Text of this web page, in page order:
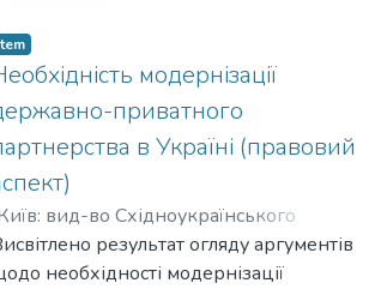
практики використання
явищ (штучного
сайтів тощо), і інтересом до
проблематики розвитку
права в умовах
економіки.
модернізації
приватного
в Україні (правовий
вид-во Східноукраїнського
університету ім. В. Даля,
)Терещенко, С. В.;Tereshchenko,
результат огляду аргументів
необхідності модернізації